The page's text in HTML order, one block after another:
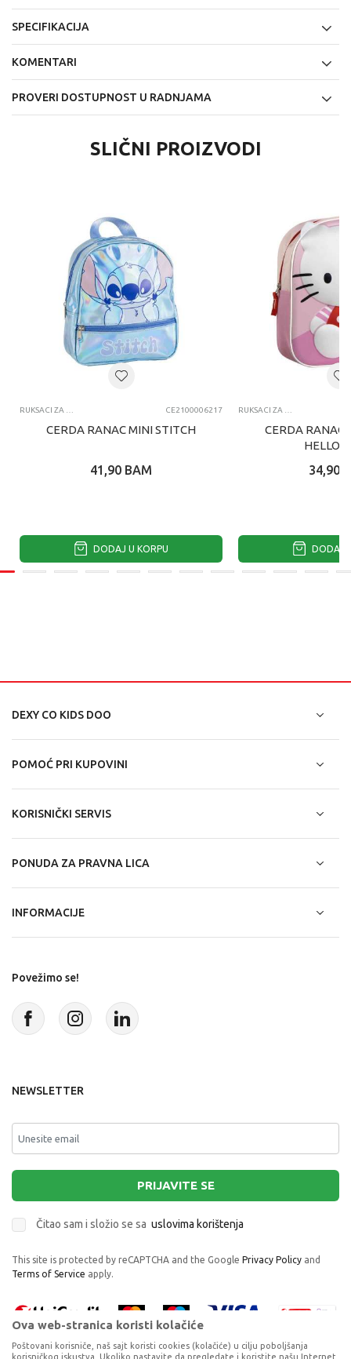
SPECIFIKACIJA
KOMENTARI
PROVERI DOSTUPNOST U RADNJAMA
SLIČNI PROIZVODI
RUKSACI ZA VRTIĆ CE2100006217
CERDA RANAC MINI STITCH
41,90 BAM
DODAJ U KORPU
RUKSACI ZA VRTIĆ
CERDA RANAC
HELLO
34,90
DODAJ
DEXY CO KIDS DOO
POMOĆ PRI KUPOVINI
KORISNIČKI SERVIS
PONUDA ZA PRAVNA LICA
INFORMACIJE
Povežimo se!
NEWSLETTER
PRIJAVITE SE
Čitao sam i složio se sa uslovima korištenja
This site is protected by reCAPTCHA and the Google Privacy Policy and
Terms of Service apply.
Ova web-stranica koristi kolačiće
Poštovani korisniče, naš sajt koristi cookies (kolačiće) u cilju poboljšanja
korisničkog iskustva. Ukoliko nastavite da pregledate i koristite našu Internet